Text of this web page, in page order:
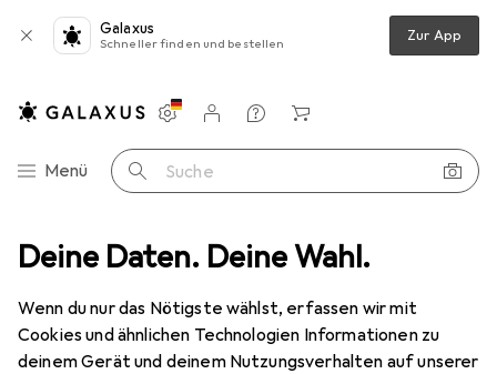
Deine Daten. Deine Wahl.
Wenn du nur das Nötigste wählst, erfassen wir mit
Cookies und ähnlichen Technologien Informationen zu
deinem Gerät und deinem Nutzungsverhalten auf unserer
Galaxus
Schneller finden und bestellen Zur App
Navigation nach Kategorien
Menü Suche
Einstellungen
Kundenkonto
Vergleichslisten
Merklisten
Warenkorb
Coca Cola
Kategorien anzeigen